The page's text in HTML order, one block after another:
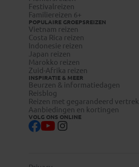
Festivalreizen
Familiereizen 6+
POPULAIRE GROEPSREIZEN
Vietnam reizen
Costa Rica reizen
Indonesie reizen
Japan reizen
Marokko reizen
Zuid-Afrika reizen
INSPIRATIE & MEER
Beurzen & informatiedagen
Reisblog
Reizen met gegarandeerd vertrek
Aanbiedingen en kortingen
VOLG ONS ONLINE